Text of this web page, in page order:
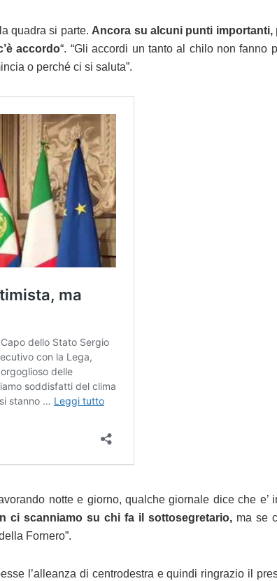
quadra si parte. Ancora su alcuni punti importanti,
accordo“. “Gli accordi un tanto al chilo non fanno
o perché ci si saluta”.
notte e giorno, qualche giornale dice che e’
ci scanniamo su chi fa il sottosegretario, ma se
Fornero”.
l’alleanza di centrodestra e quindi ringrazio il